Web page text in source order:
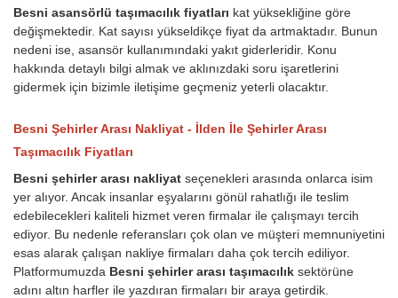
Besni asansörlü taşımacılık fiyatları kat yüksekliğine göre
değişmektedir. Kat sayısı yükseldikçe fiyat da artmaktadır. Bunun
nedeni ise, asansör kullanımındaki yakıt giderleridir. Konu
hakkında detaylı bilgi almak ve aklınızdaki soru işaretlerini
gidermek için bizimle iletişime geçmeniz yeterli olacaktır.
Besni Şehirler Arası Nakliyat - İlden İle Şehirler Arası
Taşımacılık Fiyatları
Besni şehirler arası nakliyat seçenekleri arasında onlarca isim
yer alıyor. Ancak insanlar eşyalarını gönül rahatlığı ile teslim
edebilecekleri kaliteli hizmet veren firmalar ile çalışmayı tercih
ediyor. Bu nedenle referansları çok olan ve müşteri memnuniyetini
esas alarak çalışan nakliye firmaları daha çok tercih ediliyor.
Platformumuzda Besni şehirler arası taşımacılık sektörüne
adını altın harfler ile yazdıran firmaları bir araya getirdik.